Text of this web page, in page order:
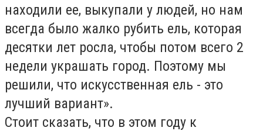
находили ее, выкупали у людей, но нам
всегда было жалко рубить ель, которая
десятки лет росла, чтобы потом всего 2
недели украшать город. Поэтому мы
решили, что искусственная ель - это
лучший вариант».
Стоит сказать, что в этом году к